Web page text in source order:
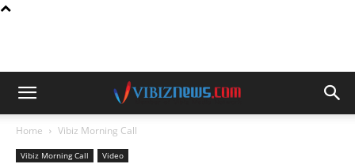
Home Vibiz Morning Call
Vibiz Morning Call Video